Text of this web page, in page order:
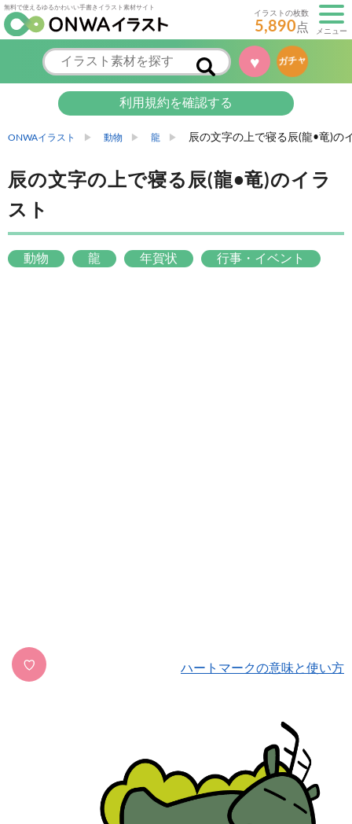
無料で使えるゆるかわいい手書きイラスト素材サイト
イラストの枚数
5,890点 メニュー
♥ ガチャ
利用規約を確認する
ONWAイラスト 動物 龍 辰の文字の上で寝る辰(龍•竜)の
辰の文字の上で寝る辰(龍•竜)のイラ
スト
動物 龍 年賀状 行事・イベント
♡ ハートマークの意味と使い方